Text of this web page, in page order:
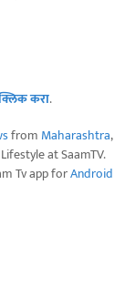
करा.
from Maharashtra,
at SaamTV.
Tv app forAndroid